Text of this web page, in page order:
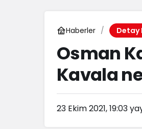
Haberler Detay
Osman
Kavala
23 Ekim 2021, 19:03